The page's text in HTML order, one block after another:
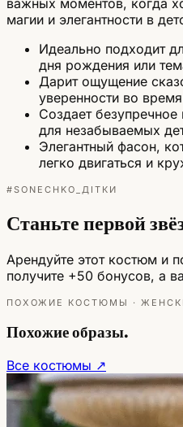
магии и элегантности в
Идеально подходит
дня рождения или
Дарит ощущение
уверенности во
Создает безупречное
для незабываемых
Элегантный фасон,
легко двигаться и
#SONECHKO_ДІТКИ
Станьте первой
Арендуйте этот костюм и
получите +50 бонусов, а
ПОХОЖИЕ КОСТЮМЫ ·
Похожие образы.
Все костюмы ↗